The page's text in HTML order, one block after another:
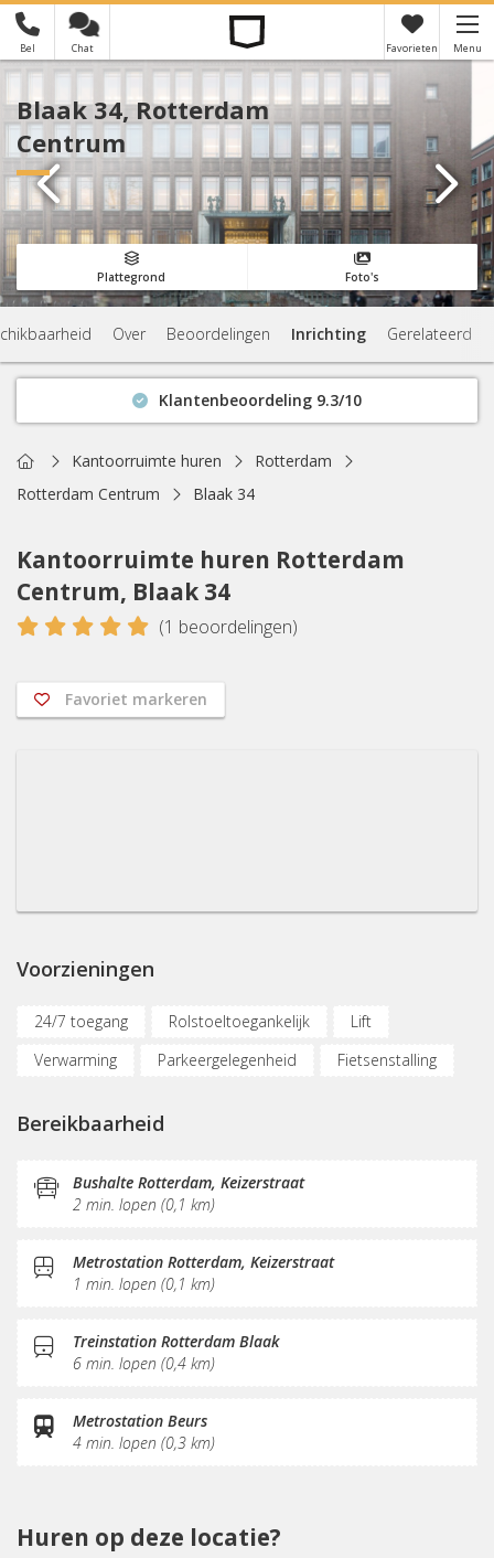
Bel Chat Favorieten Menu
Blaak 34, Rotterdam
Centrum
Plattegrond Foto's
Over Beoordelingen Inrichting Gerelateerd
Klantenbeoordeling 9.3/10
Actuele beschikbaarheid
HomeKantoorruimte huren
Rotterdam
Rotterdam Centrum
Blaak 34
Kantoorruimte huren Rotterdam
Centrum, Blaak 34
5 (1 beoordelingen)
Favoriet markeren
Voorzieningen
24/7 toegang Rolstoeltoegankelijk
Lift
Verwarming
Parkeergelegenheid
Fietsenstalling
Vergaderplekken
Internetmogelijkheden
Glasvezel
KVK-inschrijving
Sociaal hart
Gemeubileerd
Pantry
Schoonmaak
Receptie
Postverwerking
Bereikbaarheid
Bushalte Rotterdam, Keizerstraat
2 min. lopen (0,1 km)
Metrostation Rotterdam, Keizerstraat
1 min. lopen (0,1 km)
Treinstation Rotterdam Blaak
6 min. lopen (0,4 km)
Metrostation Beurs
4 min. lopen (0,3 km)
Huren op deze locatie?